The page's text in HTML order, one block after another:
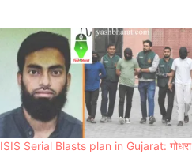
ISIS Serial Blasts plan in Gujarat: गोधरा